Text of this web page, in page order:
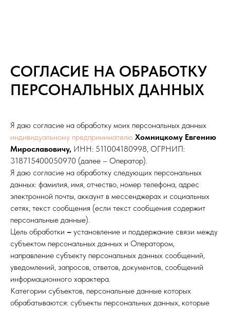
СОГЛАСИЕ НА ОБРАБОТКУ
ПЕРСОНАЛЬНЫХ ДАННЫХ
Я даю согласие на обработку моих персональных данных
индивидуальному предпринимателю Хомницкому Евгению
Мирославовичу, ИНН: 511004180998, ОГРНИП:
318715400050970 (далее – Оператор).
Я даю согласие на обработку следующих персональных
данных: фамилия, имя, отчество, номер телефона, адрес
электронной почты, аккаунт в мессенджерах и социальных
сетях, текст сообщения (если текст сообщения содержит
персональные данные).
Цель обработки – установление и поддержание связи между
субъектом персональных данных и Оператором,
направление субъекту персональных данных сообщений,
уведомлений, запросов, ответов, документов, сообщений
информационного характера.
Категории субъектов, персональные данные которых
обрабатываются: субъекты персональных данных, которые